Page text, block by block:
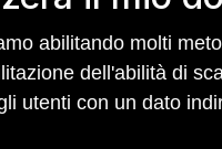
abilitando molti
dell'abilità di
utenti con un dato